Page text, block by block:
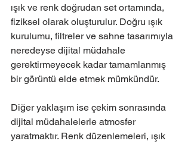
ışık ve renk doğrudan set ortamında,
fiziksel olarak oluşturulur. Doğru ışık
kurulumu, filtreler ve sahne tasarımıyla
neredeyse dijital müdahale
gerektirmeyecek kadar tamamlanmış
bir görüntü elde etmek mümkündür.
Diğer yaklaşım ise çekim sonrasında
dijital müdahalelerle atmosfer
yaratmaktır. Renk düzenlemeleri, ışık